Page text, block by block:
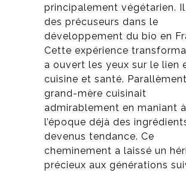
principalement végétarien. Il
des précuseurs dans le
développement du bio en
Cette expérience
a ouvert les yeux sur le lien
cuisine et santé.
grand-mère cuisinait
admirablement en maniant à
l’époque déjà des
devenus tendance. Ce
cheminement a laissé un
précieux aux générations